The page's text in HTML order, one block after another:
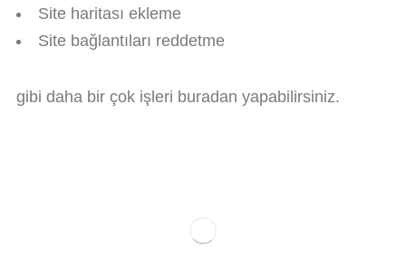
Site haritası ekleme
Site bağlantıları reddetme
gibi daha bir çok işleri buradan yapabilirsiniz.